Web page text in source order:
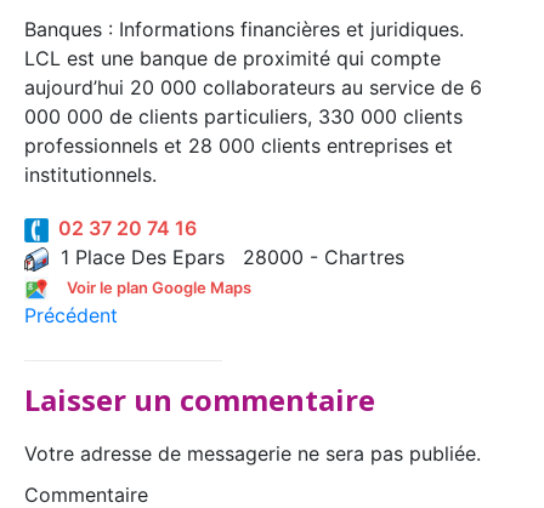
Banques : Informations financières et juridiques.
LCL est une banque de proximité qui compte
aujourd’hui 20 000 collaborateurs au service de 6
000 000 de clients particuliers, 330 000 clients
professionnels et 28 000 clients entreprises et
institutionnels.
02 37 20 74 16
1 Place Des Epars 28000 - Chartres
Voir le plan Google Maps
Précédent
Laisser un commentaire
Votre adresse de messagerie ne sera pas publiée.
Commentaire